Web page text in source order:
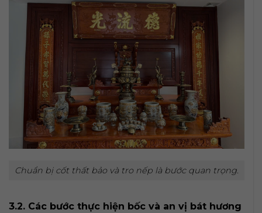
Chuẩn bị cốt thất bảo và tro nếp là bước quan trọng.
3.2. Các bước thực hiện bốc và an vị bát hương